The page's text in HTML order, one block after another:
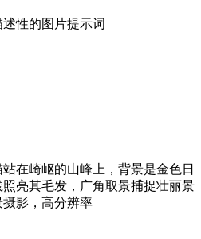
性的图片提示词
在崎岖的山峰上，背景是金色日
亮其毛发，广角取景捕捉壮丽景
影，高分辨率